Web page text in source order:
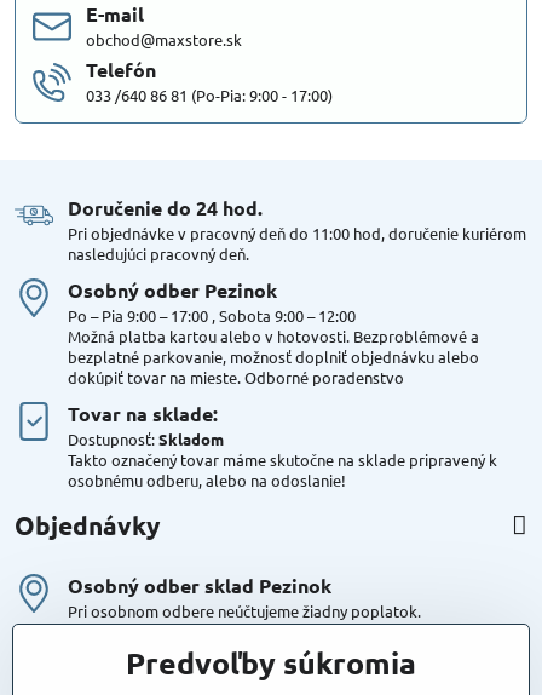
E-mail
obchod@maxstore.sk
Telefón
033 /640 86 81 (Po-Pia: 9:00 - 17:00)
Doručenie do 24 hod​.
Pri objednávke v pracovný deň do 11:00 hod, doručenie kuriérom
nasledujúci pracovný deň.
Osobný odber Pezinok
Po – Pia 9:00 – 17:00 , Sobota 9:00 – 12:00
Možná platba kartou alebo v hotovosti. Bezproblémové a
bezplatné parkovanie, možnosť doplniť objednávku alebo
dokúpiť tovar na mieste. Odborné poradenstvo
Tovar na sklade:
Dostupnosť:Skladom
Takto označený tovar máme skutočne na sklade pripravený k
osobnému odberu, alebo na odoslanie!
Objednávky
Osobný odber sklad Pezinok
Pri osobnom odbere neúčtujeme žiadny poplatok.
Kuriér DPD , Geis
Cena za dopravu:
Predvoľby súkromia